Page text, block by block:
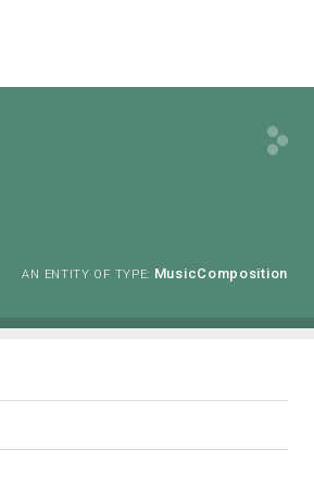
AN ENTITY OF TYPE: MusicComposition